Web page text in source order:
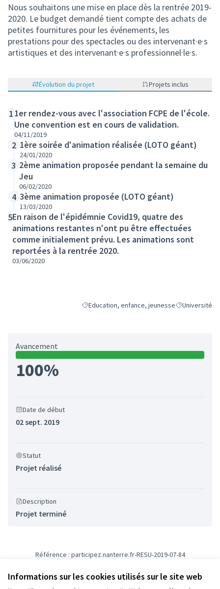
Informations sur les cookies utilisés sur le site web
Nous souhaitons une mise en place dès la rentrée 2019-
2020. Le budget demandé tient compte des achats de
petites fournitures pour les événements, les
prestations pour des spectacles ou des intervenant·e·s
artistiques et des intervenant·e·s professionnel·le·s.
Évolution du projet Projets inclus
11er rendez-vous avec l'association FCPE de l'école.
Une convention est en cours de validation.
04/11/2019
2 1ère soirée d'animation réalisée (LOTO géant)
24/01/2020
3 2ème animation proposée pendant la semaine du
Jeu
06/02/2020
4 3ème animation proposée (LOTO géant)
13/03/2020
5En raison de l'épidémnie Covid19, quatre des
animations restantes n'ont pu être effectuées
comme initialement prévu. Les animations sont
reportées à la rentrée 2020.
03/06/2020
Filtrer les résultats de la catégorie :
Education, enfance, jeunesseFiltrer les
Université
Avancement
100%
Date de début
02 sept. 2019
Statut
Projet réalisé
Description
Projet terminé
Référence : participez.nanterre.fr-RESU-2019-07-84